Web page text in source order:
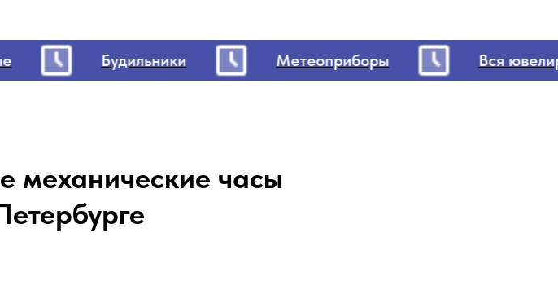
Будильники Метеоприборы Вся
механические часы